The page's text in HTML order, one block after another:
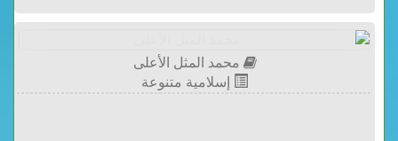
محمد المثل الأعلى
إسلامية متنوعة